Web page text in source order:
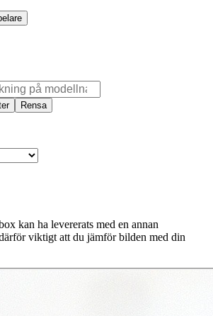
Rensa
kan ha levererats med en annan
viktigt att du jämför bilden med din